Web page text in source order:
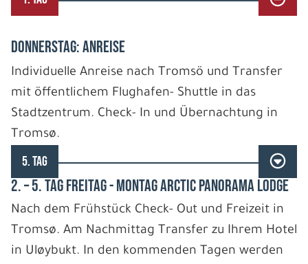
DONNERSTAG: ANREISE
Individuelle Anreise nach Tromsö und Transfer
mit öffentlichem Flughafen- Shuttle in das
Stadtzentrum. Check- In und Übernachtung in
Tromsø.
5. TAG
2. – 5. TAG FREITAG - MONTAG ARCTIC PANORAMA LODGE
Nach dem Frühstück Check- Out und Freizeit in
Tromsø. Am Nachmittag Transfer zu Ihrem Hotel
in Uløybukt. In den kommenden Tagen werden